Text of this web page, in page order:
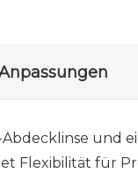
und
Flexibilität für